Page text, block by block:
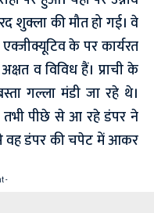
शुक्ला की मौत हो गई। वे
के पर कार्यरत
व विविध हैं। प्राची के
गल्ला मंडी जा रहे थे।
तभी पीछे से आ रहे डंपर ने
वह डंपर की चपेट में आकर
-